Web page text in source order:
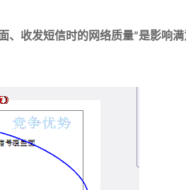
、收发短信时的网络质量”是影响